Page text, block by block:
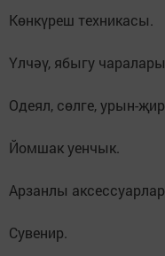
Көнкүреш техникасы.
Үлчәү, ябыгу
Одеял, сөлге, урын-
Йомшак уенчык.
Арзанлы
Сувенир.